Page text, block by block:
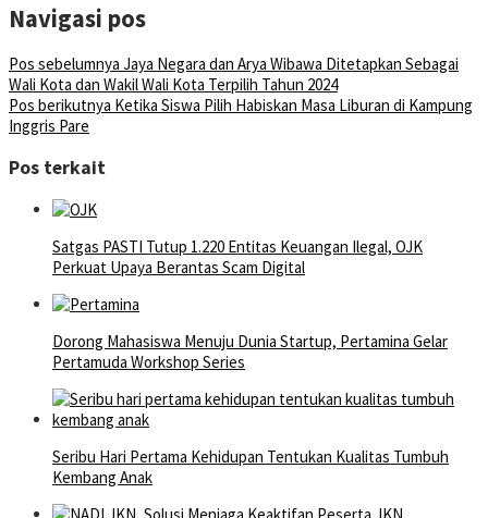
Navigasi pos
Pos sebelumnya Jaya Negara dan Arya Wibawa Ditetapkan Sebagai
Wali Kota dan Wakil Wali Kota Terpilih Tahun 2024
Pos berikutnya Ketika Siswa Pilih Habiskan Masa Liburan di Kampung
Inggris Pare
Pos terkait
Satgas PASTI Tutup 1.220 Entitas Keuangan Ilegal, OJK
Perkuat Upaya Berantas Scam Digital
Dorong Mahasiswa Menuju Dunia Startup, Pertamina Gelar
Pertamuda Workshop Series
Seribu Hari Pertama Kehidupan Tentukan Kualitas Tumbuh
Kembang Anak